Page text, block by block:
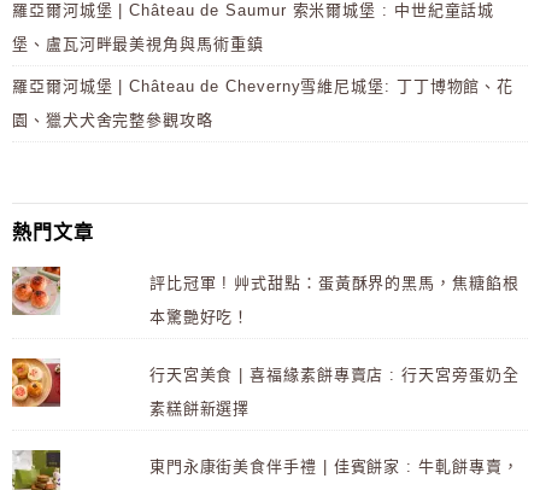
羅亞爾河城堡 | Château de Saumur 索米爾城堡 : 中世紀童話城
堡、盧瓦河畔最美視角與馬術重鎮
羅亞爾河城堡 | Château de Cheverny雪維尼城堡: 丁丁博物館、花
園、獵犬犬舍完整參觀攻略
熱門文章
評比冠軍 ! 艸式甜點：蛋黃酥界的黑馬，焦糖餡根
本驚艷好吃！
行天宮美食 | 喜福緣素餅專賣店 : 行天宮旁蛋奶全
素糕餅新選擇
東門永康街美食伴手禮 | 佳賓餅家 : 牛軋餅專賣，